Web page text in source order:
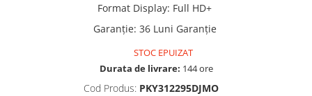
Trimmere si Fierastrae
Format Display: Full HD+
Garanție: 36 Luni Garanție
STOC EPUIZAT
Durata de livrare: 144 ore
Cod Produs: PKY312295DJMO